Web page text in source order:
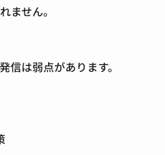
ません。
信は弱点があります。